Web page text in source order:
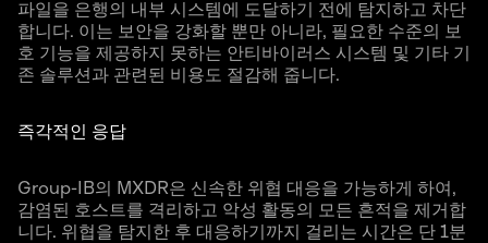
파일을 은행의 내부 시스템에 도달하기 전에 탐지하고 차단
합니다. 이는 보안을 강화할 뿐만 아니라, 필요한 수준의 보
호 기능을 제공하지 못하는 안티바이러스 시스템 및 기타 기
존 솔루션과 관련된 비용도 절감해 줍니다.
즉각적인 응답
Group-IB의 MXDR은 신속한 위협 대응을 가능하게 하여,
감염된 호스트를 격리하고 악성 활동의 모든 흔적을 제거합
니다. 위협을 탐지한 후 대응하기까지 걸리는 시간은 단 1분